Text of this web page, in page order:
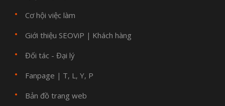
Cơ hội việc làm
Giới thiệu SEOViP | Khách hàng
Đối tác - Đại lý
Fanpage | T, L , Y, P
Bản đồ trang web